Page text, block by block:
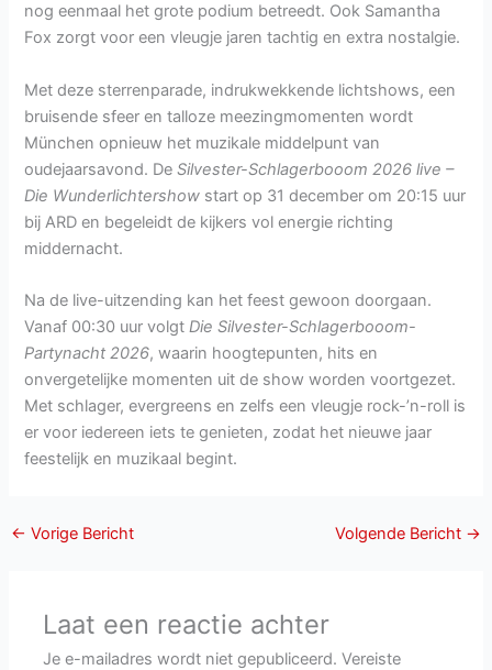
nog eenmaal het grote podium betreedt. Ook Samantha
Fox zorgt voor een vleugje jaren tachtig en extra nostalgie.
Met deze sterrenparade, indrukwekkende lichtshows, een
bruisende sfeer en talloze meezingmomenten wordt
München opnieuw het muzikale middelpunt van
oudejaarsavond. DeSilvester-Schlagerbooom 2026 live –
Die Wunderlichtershow start op 31 december om 20:15 uur
bij ARD en begeleidt de kijkers vol energie richting
middernacht.
Na de live-uitzending kan het feest gewoon doorgaan.
Vanaf 00:30 uur volgtDie Silvester-Schlagerbooom-
Partynacht 2026, waarin hoogtepunten, hits en
onvergetelijke momenten uit de show worden voortgezet.
Met schlager, evergreens en zelfs een vleugje rock-’n-roll is
er voor iedereen iets te genieten, zodat het nieuwe jaar
feestelijk en muzikaal begint.
← Vorige Bericht Volgende Bericht →
Laat een reactie achter
Je e-mailadres wordt niet gepubliceerd. Vereiste